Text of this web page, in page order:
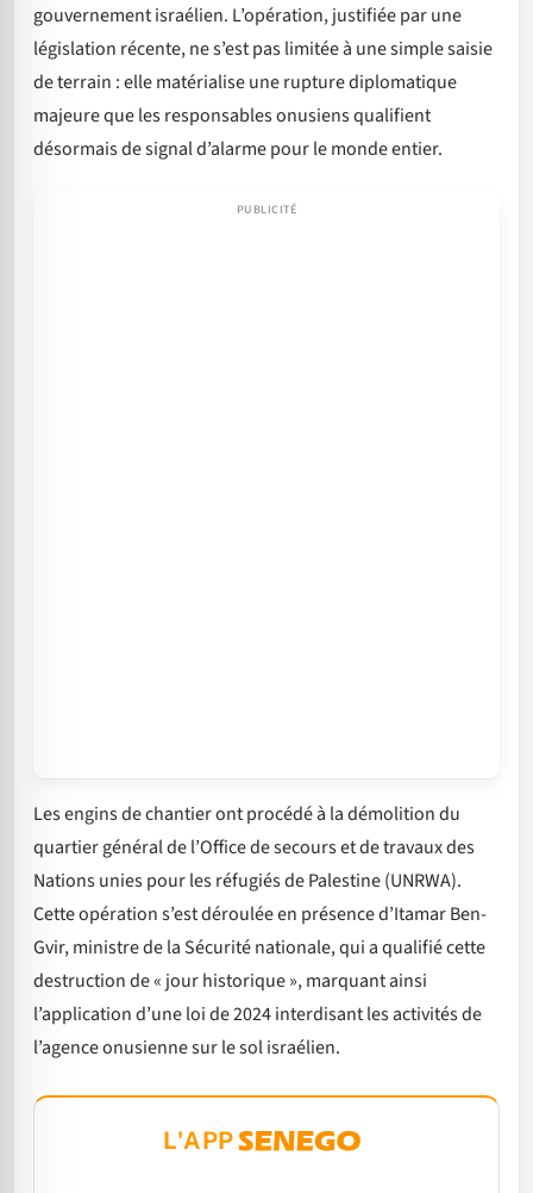
gouvernement israélien. L’opération, justifiée par une
législation récente, ne s’est pas limitée à une simple saisie
de terrain : elle matérialise une rupture diplomatique
majeure que les responsables onusiens qualifient
désormais de signal d’alarme pour le monde entier.
Les engins de chantier ont procédé à la démolition du
quartier général de l’Office de secours et de travaux des
Nations unies pour les réfugiés de Palestine (UNRWA).
Cette opération s’est déroulée en présence d’Itamar Ben-
Gvir, ministre de la Sécurité nationale, qui a qualifié cette
destruction de « jour historique », marquant ainsi
l’application d’une loi de 2024 interdisant les activités de
l’agence onusienne sur le sol israélien.
L'APP